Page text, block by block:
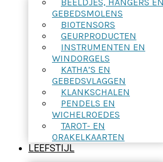
GEBEDSMOLENS
BIOTENSORS
GEURPRODUCTEN
INSTRUMENTEN EN
WINDORGELS
KATHA’S EN
GEBEDSVLAGGEN
KLANKSCHALEN
PENDELS EN
WICHELROEDES
TAROT- EN
ORAKELKAARTEN
LEEFSTIJL